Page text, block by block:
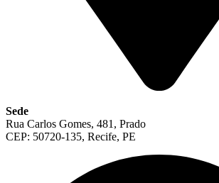
Sede
Rua Carlos Gomes, 481, Prado
CEP: 50720-135, Recife, PE